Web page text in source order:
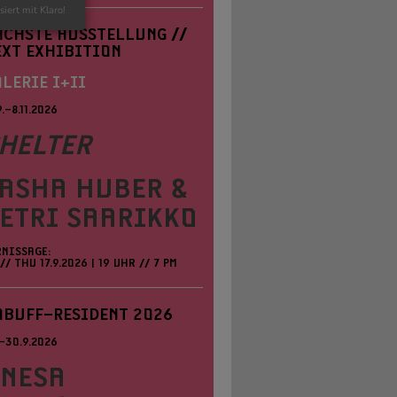
AUSSTELLUNG //
EXHIBITION
I+II
HUBER &
SAARIKKO
// THU 17.9.2026 | 19 UHR // 7 PM
2026
mit Klaro!